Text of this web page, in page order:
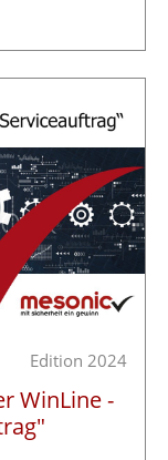
Edition 2024
WinLine -